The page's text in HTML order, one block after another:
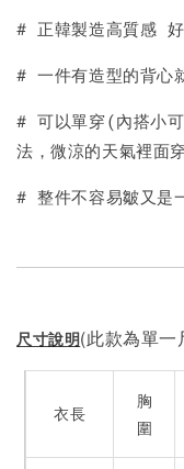
# 正韓製造高質感
# 一件有造型的背心
# 可以單穿(內搭
法，微涼的天氣裡面
# 整件不容易皺又是
尺寸說明(此款為單一
衣長
胸
圍